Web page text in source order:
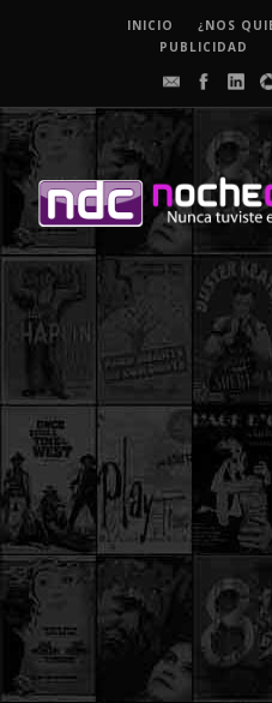
INICIO
¿NOS
PUBLICIDAD